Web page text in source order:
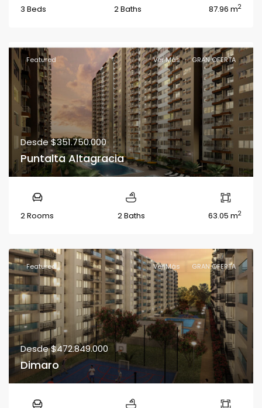
3 Beds 2 Baths 87.96 m2
Featured Ver Más GRAN OFERTA
Desde$351.750.000
Puntalta Altagracia
2 Rooms 2 Baths 63.05 m2
Featured Ver Más GRAN OFERTA
Desde$472.849.000
Dimaro